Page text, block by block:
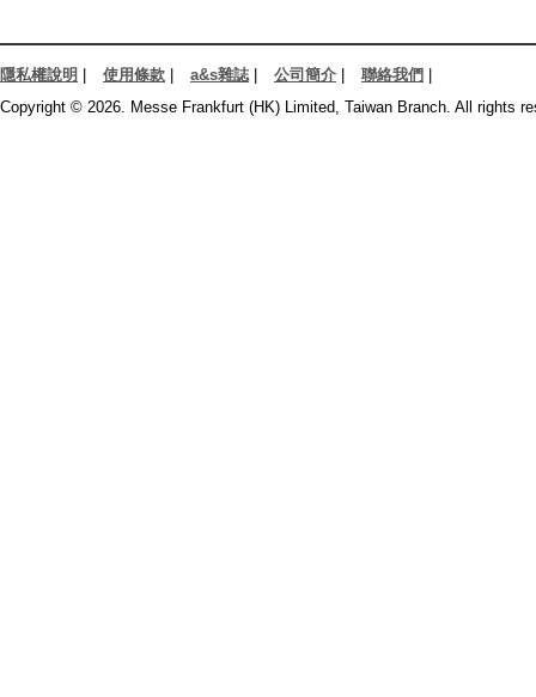
隱私權說明 使用條款 a&s雜誌| 公司簡介 聯絡我們
Copyright © 2026. Messe Frankfurt (HK) Limited, Taiwan Branch. All rights